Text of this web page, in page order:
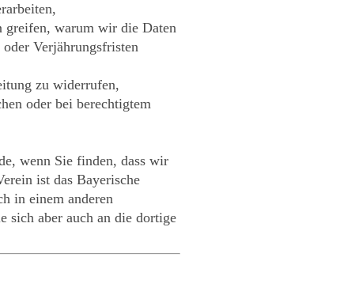
greifen, warum wir die Daten
Verjährungsfristen
zu widerrufen,
oder bei berechtigtem
wenn Sie finden, dass wir
ist das Bayerische
in einem anderen
sich aber auch an die dortige